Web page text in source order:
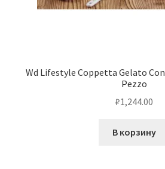
Wd Lifestyle Coppetta Gelato Con
Pezzo
₽1,244.00
В корзину